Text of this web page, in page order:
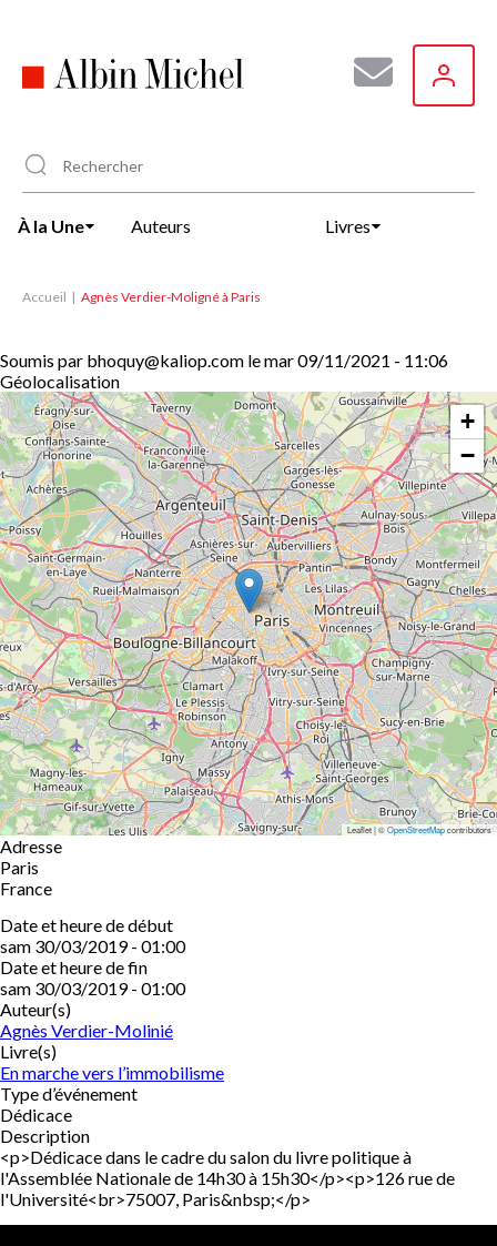
principal
À la Une Auteurs Livres
Accueil Agnès Verdier-Moligné à Paris
Soumis par bhoquy@kaliop.com lemar 09/11/2021 - 11:06
Géolocalisation
+
−
Leaflet | ©OpenStreetMapcontributors
Adresse
Paris
France
Date et heure de début
sam 30/03/2019 - 01:00
Date et heure de fin
sam 30/03/2019 - 01:00
Auteur(s)
Agnès Verdier-Molinié
Livre(s)
En marche vers l’immobilisme
Type d’événement
Dédicace
Description
<p>Dédicace dans le cadre du salon du livre politique à
l'Assemblée Nationale de 14h30 à 15h30</p><p>126 rue de
l'Université<br>75007, Paris&nbsp;</p>